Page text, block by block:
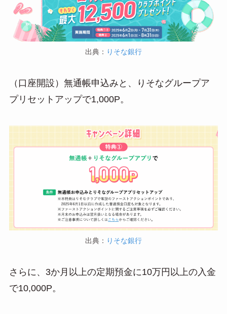
出典： りそな銀行
（口座開設）無通帳申込みと、りそなグループア
プリセットアップで1,000P。
出典： りそな銀行
さらに、3か月以上の定期預金に10万円以上の入金
で10,000P。